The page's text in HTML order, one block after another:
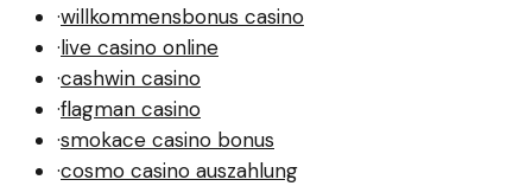
·willkommensbonus casino
·live casino online
·cashwin casino
·flagman casino
·smokace casino bonus
·cosmo casino auszahlung